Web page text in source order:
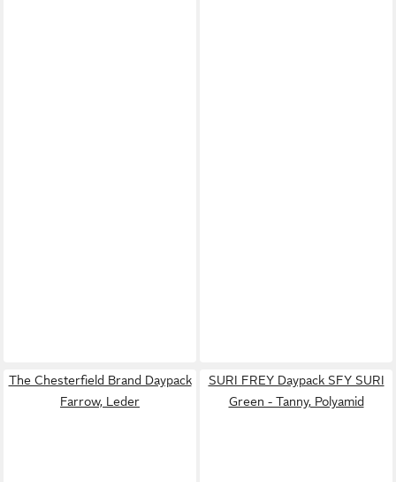
The Chesterfield Brand Daypack
Farrow, Leder
SURI FREY Daypack SFY SURI
Green - Tanny, Polyamid